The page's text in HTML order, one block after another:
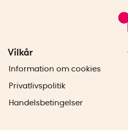
Vilkår
Information om cookies
Privatlivspolitik
Handelsbetingelser